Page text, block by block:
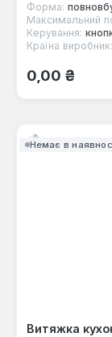
Форма:
Максимальний
Керування:
Країна виробник:
Звичайна
0,00 ₴
Немає в
Витяжка